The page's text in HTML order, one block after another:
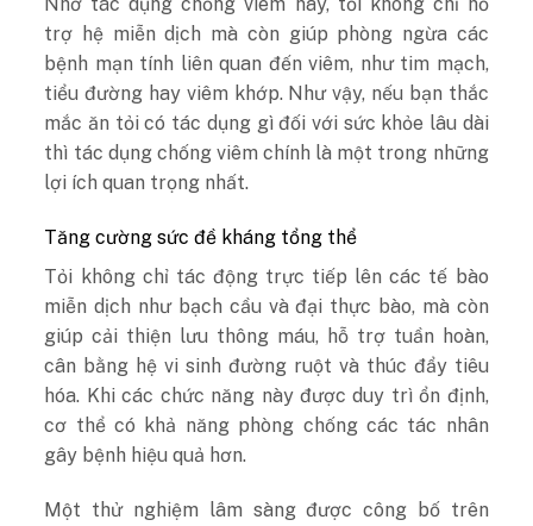
trợ hệ miễn dịch mà còn giúp phòng ngừa các
bệnh mạn tính liên quan đến viêm, như tim mạch,
tiểu đường hay viêm khớp. Như vậy, nếu bạn thắc
mắc ăn tỏi có tác dụng gì đối với sức khỏe lâu dài
thì tác dụng chống viêm chính là một trong những
lợi ích quan trọng nhất.
Tăng cường sức đề kháng tổng thể
Tỏi không chỉ tác động trực tiếp lên các tế bào
miễn dịch như bạch cầu và đại thực bào, mà còn
giúp cải thiện lưu thông máu, hỗ trợ tuần hoàn,
cân bằng hệ vi sinh đường ruột và thúc đẩy tiêu
hóa. Khi các chức năng này được duy trì ổn định,
cơ thể có khả năng phòng chống các tác nhân
gây bệnh hiệu quả hơn.
Một thử nghiệm lâm sàng được công bố trên